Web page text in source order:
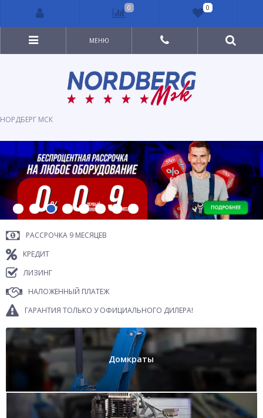
НОРДБЕРГ МСК
МЕНЮ
РАССРОЧКА 9 МЕСЯЦЕВ
КРЕДИТ
ЛИЗИНГ
НАЛОЖЕННЫЙ ПЛАТЕЖ
ГАРАНТИЯ ТОЛЬКО У ОФИЦИАЛЬНОГО ДИЛЕРА!
Домкраты
0 0